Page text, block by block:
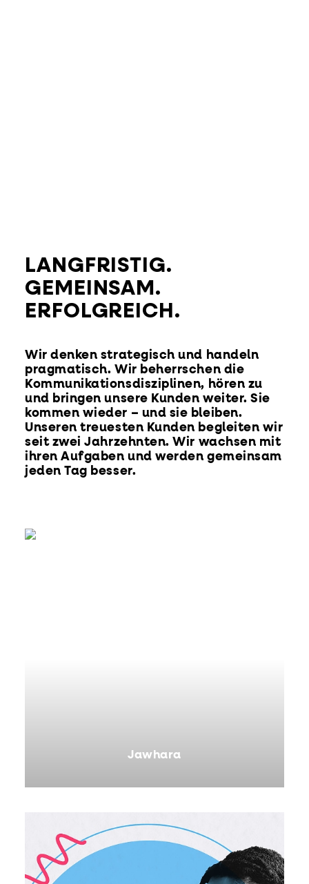
LANGFRISTIG.
GEMEINSAM.
ERFOLGREICH.
Wir denken strategisch und handeln
pragmatisch. Wir beherrschen die
Kommunikationsdisziplinen, hören zu
und bringen unsere Kunden weiter. Sie
kommen wieder – und sie bleiben.
Unseren treuesten Kunden begleiten wir
seit zwei Jahrzehnten. Wir wachsen mit
ihren Aufgaben und werden gemeinsam
jeden Tag besser.
Jawhara